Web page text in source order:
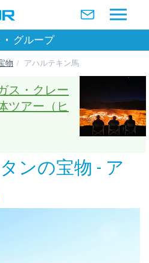
• グループ
物 アハルテキン馬
ス・クレー
ツアー（ヒ
ンの宝物 - ア